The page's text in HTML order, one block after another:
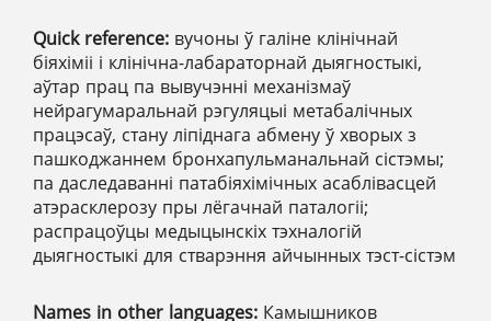
Quick reference: вучоны ў галіне клінічнай
біяхіміі і клінічна-лабараторнай дыягностыкі,
аўтар прац па вывучэнні механізмаў
нейрагумаральнай рэгуляцыі метабалічных
працэсаў, стану ліпіднага абмену ў хворых з
пашкоджаннем бронхапульманальнай сістэмы;
па даследаванні патабіяхімічных асаблівасцей
атэрасклерозу пры лёгачнай паталогіі;
распрацоўцы медыцынскіх тэхналогій
дыягностыкі для стварэння айчынных тэст-сістэм
Names in other languages: Камышников